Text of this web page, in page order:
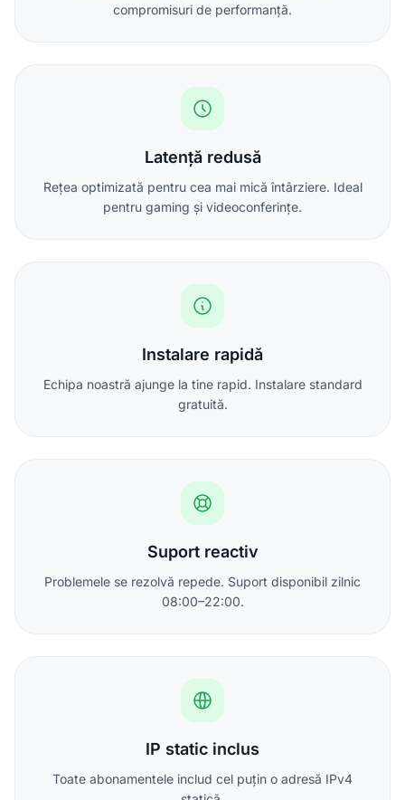
compromisuri de performanță.
Latență redusă
Rețea optimizată pentru cea mai mică întârziere. Ideal
pentru gaming și videoconferințe.
Instalare rapidă
Echipa noastră ajunge la tine rapid. Instalare standard
gratuită.
Suport reactiv
Problemele se rezolvă repede. Suport disponibil zilnic
08:00–22:00.
IP static inclus
Toate abonamentele includ cel puțin o adresă IPv4